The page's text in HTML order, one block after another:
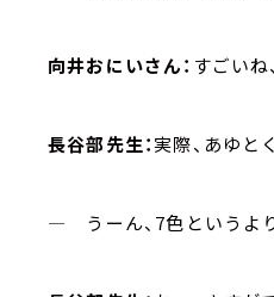
向井おにいさん： すごいね
長谷部先生：実際、あゆと
― うーん、7色というよ